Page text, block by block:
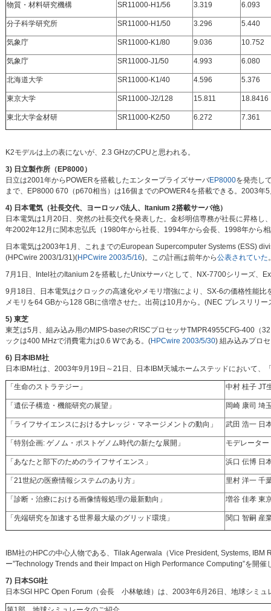
物質・材料研究機構 SR11000-H1/56 3.319 6.093
分子科学研究所 SR11000-H1/50 3.296 5.440
気象庁 SR11000-K1/80 9.036 10.752
気象庁 SR11000-J1/50 4.993 6.080
北海道大学 SR11000-K1/40 4.596 5.376
東京大学 SR11000-J2/128 15.811 18.8416
東北大学金材研 SR11000-K2/50 6.272 7.361
K2モデルは上の表にないが、2.3 GHzのCPUと思われる。
3) 日立製作所（EP8000）
日立は2001年からPOWERを搭載したエンタープライズサーバEP8000を発売し
まで、EP8000 670（p670相当）は16個までのPOWER4を搭載できる。2003年
4) 日本電気（社長交代、ヨーロッパ法人、Itanium 2搭載サーバ他）
日本電気は1月20日、突然の社長交代を発表した。金杉明信専務が社長に昇格
年2002年12月に関本忠弘氏（1980年から社長、1994年から会長、1998年から
日本電気は2003年1月、これまでのEuropean Supercomputer Systems (ESS)
(HPCwire 2003/1/31)(HPCwire 2003/5/16)。この計画は前年から公表されていた
7月1日、Intel社のItanium 2を搭載したUnixサーバとして、NX-7700シリーズ、
9月18日、日本電気はクロックの高速化やメモリ増強により、SX-6の価格性能
メモリを64 GBから128 GBに倍増させた。出荷は10月から。(NEC プレスリリー
5) 東芝
東芝は5月、組み込み用のMIPS-baseのRISCプロセッサTMPR4955CFG-400（
ックは400 MHzで消費電力は0.6 Wである。(HPCwire 2003/5/30) 組み込みプロ
6) 日本IBM社
日本IBM社は、2003年9月19日～21日、日本IBM天城ホームステッドにおいて、
「生命のストラテジー」 中村 桂子 JT
「遺伝子構造・機能研究の展望」 岡崎 康司 埼
「ライフサイエンスにおけるナレッジ・マネージメントの動向」 武田 浩一 日
「特別企画: ゲノム・ポストゲノム時代の新たな展開」 モデレータ
「あなたと部下のためのライフサイエンス」 浜口 伝博 日
「21世紀の医療情報システムのあり方」 里村 洋一 千
「診断・治療における画像情報処理の最新動向」 増谷 佳孝 東
「先端研究を加速する世界最大級のグリッド環境」 関口 智嗣 産
IBM社のHPCの中心人物である、Tilak Agerwala（Vice President, Systems,
ー”Technology Trends and their Impact on High Performance Computing”を開催
7) 日本SGI社
日本SGI HPC Open Forum（会長 小林敏雄）は、2003年6月26日、地球シミュ